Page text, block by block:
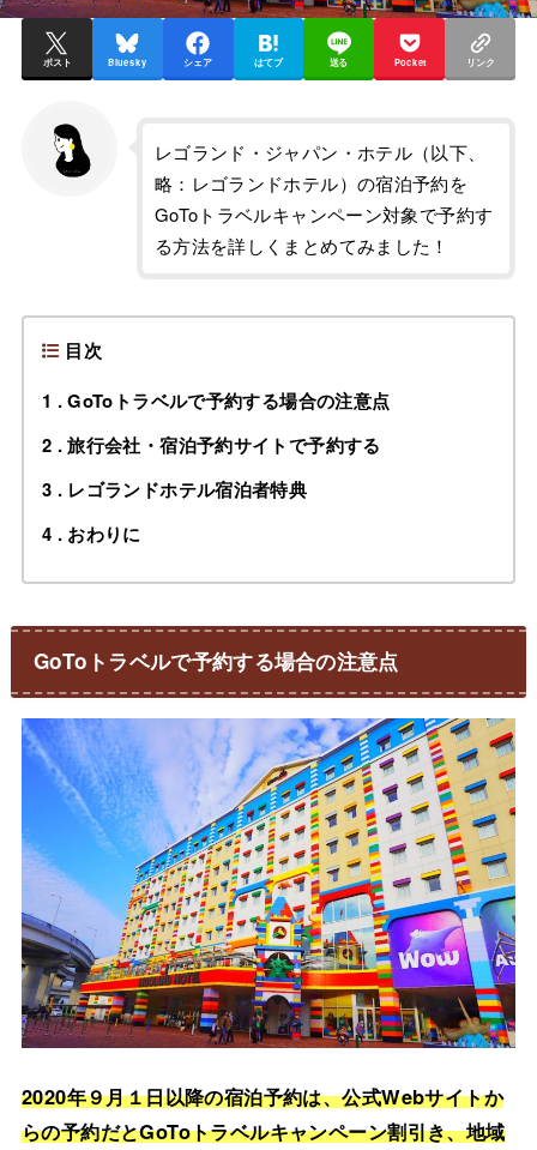
ポスト Bluesky シェア はてブ 送る Pocket リンク
レゴランド・ジャパン・ホテル（以下、
略：レゴランドホテル）の宿泊予約を
GoToトラベルキャンペーン対象で予約す
る方法を詳しくまとめてみました！
目次
1
GoToトラベルで予約する場合の注意点
2
旅行会社・宿泊予約サイトで予約する
3
レゴランドホテル宿泊者特典
4
おわりに
GoToトラベルで予約する場合の注意点
2020年９月１日以降の宿泊予約は、公式Webサイトか
らの予約だとGoToトラベルキャンペーン割引き、地域